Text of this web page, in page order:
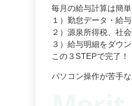
毎月の給与計算は簡単
１）勤怠データ・給
２）源泉所得税、社
３）給与明細をダウ
この３STEPで完了！
パソコン操作が苦手